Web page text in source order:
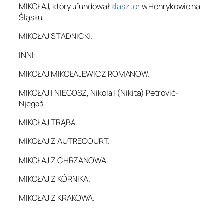
MIKOŁAJ, który ufundowałklasztorw Henrykowie na
Śląsku.
MIKOŁAJ STADNICKI.
INNI:
MIKOŁAJ MIKOŁAJEWICZ ROMANOW.
MIKOŁAJ I NIEGOSZ, Nikola I (Nikita) Petrović-
Njegoš.
MIKOŁAJ TRĄBA.
MIKOŁAJ Z AUTRECOURT.
MIKOŁAJ Z CHRZANOWA.
MIKOŁAJ Z KÓRNIKA.
MIKOŁAJ Z KRAKOWA.